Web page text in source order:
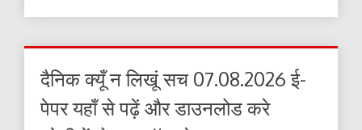
दैनिक क्यूँ न लिखूं सच 07.08.2026 ई-
पेपर यहाँ से पढ़ें और डाउनलोड करे